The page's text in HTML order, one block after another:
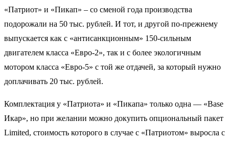
«Патриот» и «Пикап» – со сменой года производства
подорожали на 50 тыс. рублей. И тот, и другой по-прежнему
выпускается как с «антисанкционным» 150-сильным
двигателем класса «Евро-2», так и с более экологичным
мотором класса «Евро-5» с той же отдачей, за который нужно
доплачивать 20 тыс. рублей.
Комплектация у «Патриота» и «Пикапа» только одна — «Base
Икар», но при желании можно докупить опциональный пакет
Limited, стоимость которого в случае с «Патриотом» выросла с